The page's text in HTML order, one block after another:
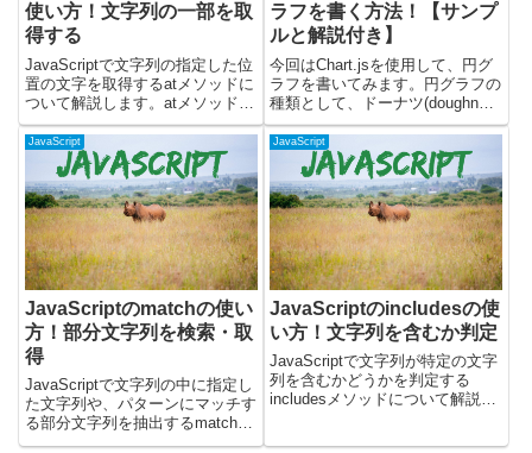
使い方！文字列の一部を取
得する
JavaScriptで文字列の指定した位
置の文字を取得するatメソッドに
ついて解説します。atメソッドを
使うと、文字列の指定したインデ
ックス（位置）にある文字を簡単
に取得できます。文字列から特定
の文字だけを取り出したい場合に
便利です。実際に...
ラフを書く方法！【サンプ
ルと解説付き】
今回はChart.jsを使用して、円グ
ラフを書いてみます。円グラフの
種類として、ドーナツ(doughnut)
とパイ(pie)チャートが描けるよう
です。Chart.jsは現時点での最新
版のバージョン3.7.1を使用して
います。Chart.js...
JavaScript
JavaScriptのmatchの使い
方！部分文字列を検索・取
得
JavaScriptで文字列の中に指定し
た文字列や、パターンにマッチす
る部分文字列を抽出するmatchメ
ソッドについて書いています。
JavaScript
JavaScriptのincludesの使
い方！文字列を含むか判定
JavaScriptで文字列が特定の文字
列を含むかどうかを判定する
includesメソッドについて解説し